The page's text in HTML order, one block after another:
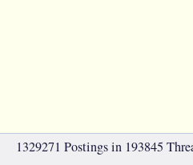
1329271 Postings in 193845